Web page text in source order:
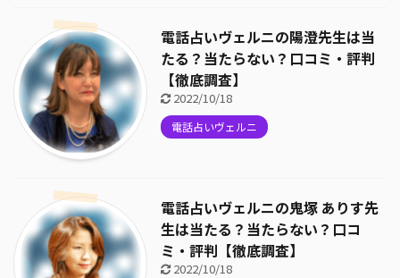
電話占いヴェルニの陽澄先生は当
たる？当たらない？口コミ・評判
【徹底調査】
2022/10/18
電話占いヴェルニ
電話占いヴェルニの鬼塚 ありす先
生は当たる？当たらない？口コ
ミ・評判【徹底調査】
2022/10/18